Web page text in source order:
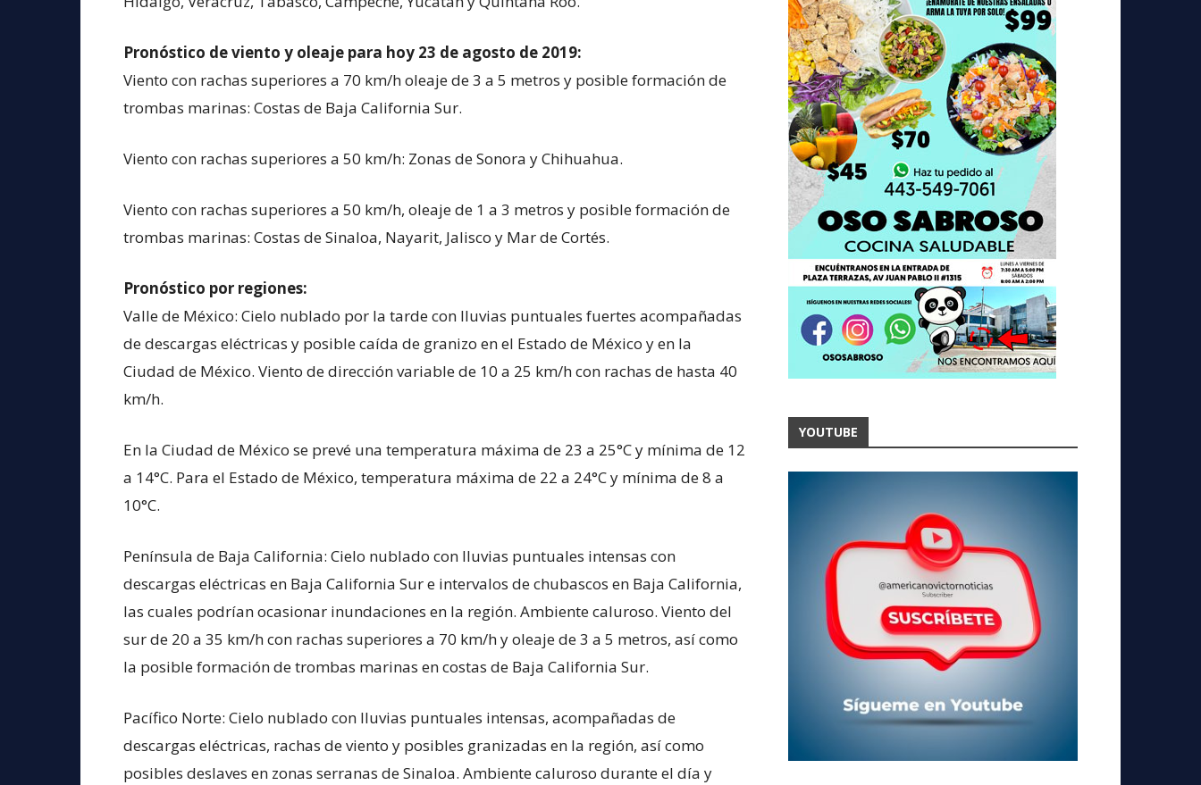
Pronóstico de viento y oleaje para hoy 23 de agosto de 2019:
Viento con rachas superiores a 70 km/h oleaje de 3 a 5 metros y posible formación de
trombas marinas: Costas de Baja California Sur.
Viento con rachas superiores a 50 km/h: Zonas de Sonora y Chihuahua.
Viento con rachas superiores a 50 km/h, oleaje de 1 a 3 metros y posible formación de
trombas marinas: Costas de Sinaloa, Nayarit, Jalisco y Mar de Cortés.
Pronóstico por regiones:
Valle de México: Cielo nublado por la tarde con lluvias puntuales fuertes acompañadas
de descargas eléctricas y posible caída de granizo en el Estado de México y en la
Ciudad de México. Viento de dirección variable de 10 a 25 km/h con rachas de hasta 40
km/h.
En la Ciudad de México se prevé una temperatura máxima de 23 a 25°C y mínima de 12
a 14°C. Para el Estado de México, temperatura máxima de 22 a 24°C y mínima de 8 a
10°C.
Península de Baja California: Cielo nublado con lluvias puntuales intensas con
descargas eléctricas en Baja California Sur e intervalos de chubascos en Baja California,
las cuales podrían ocasionar inundaciones en la región. Ambiente caluroso. Viento del
sur de 20 a 35 km/h con rachas superiores a 70 km/h y oleaje de 3 a 5 metros, así como
la posible formación de trombas marinas en costas de Baja California Sur.
Pacífico Norte: Cielo nublado con lluvias puntuales intensas, acompañadas de
descargas eléctricas, rachas de viento y posibles granizadas en la región, así como
posibles deslaves en zonas serranas de Sinaloa. Ambiente caluroso durante el día y
YOUTUBE